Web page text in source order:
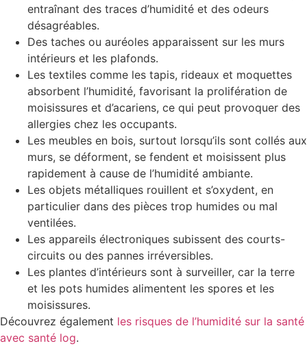
entraînant des traces d’humidité et des odeurs
désagréables.
Des taches ou auréoles apparaissent sur les murs
intérieurs et les plafonds.
Les textiles comme les tapis, rideaux et moquettes
absorbent l’humidité, favorisant la prolifération de
moisissures et d’acariens, ce qui peut provoquer des
allergies chez les occupants.
Les meubles en bois, surtout lorsqu’ils sont collés aux
murs, se déforment, se fendent et moisissent plus
rapidement à cause de l’humidité ambiante.
Les objets métalliques rouillent et s’oxydent, en
particulier dans des pièces trop humides ou mal
ventilées.
Les appareils électroniques subissent des courts-
circuits ou des pannes irréversibles.
Les plantes d’intérieurs sont à surveiller, car la terre
et les pots humides alimentent les spores et les
moisissures.
Découvrez également les risques de l’humidité sur la santé
avec santé log.